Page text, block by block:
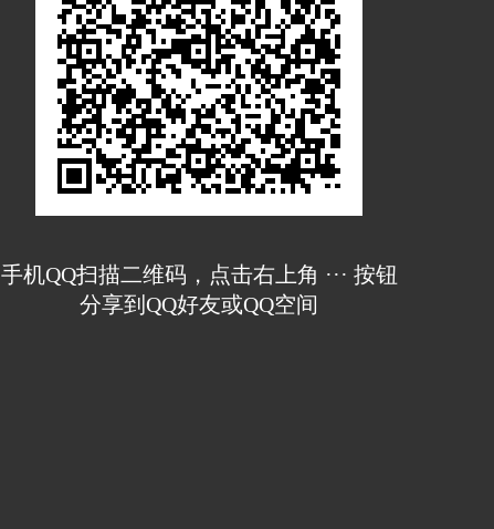
手机QQ扫描二维码，点击右上角 ··· 按钮
分享到QQ好友或QQ空间